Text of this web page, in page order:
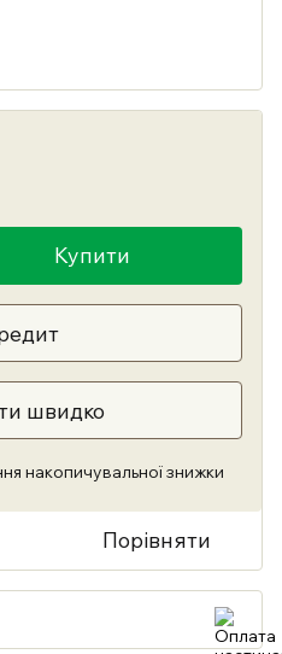
Купити
швидко
накопичувальної знижки
Порівняти